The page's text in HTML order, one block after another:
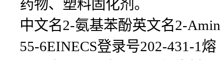
药物、塑料固化剂。
中文名2-氨基苯酚英文名2-
55-6EINECS登录号202-431-